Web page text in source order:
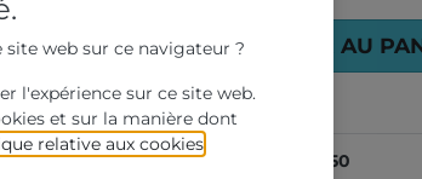
AJOUTER AU
de prix :
50 250
web sur ce navigateur ?
l'expérience sur ce site web.
et sur la manière dont
relative aux cookies